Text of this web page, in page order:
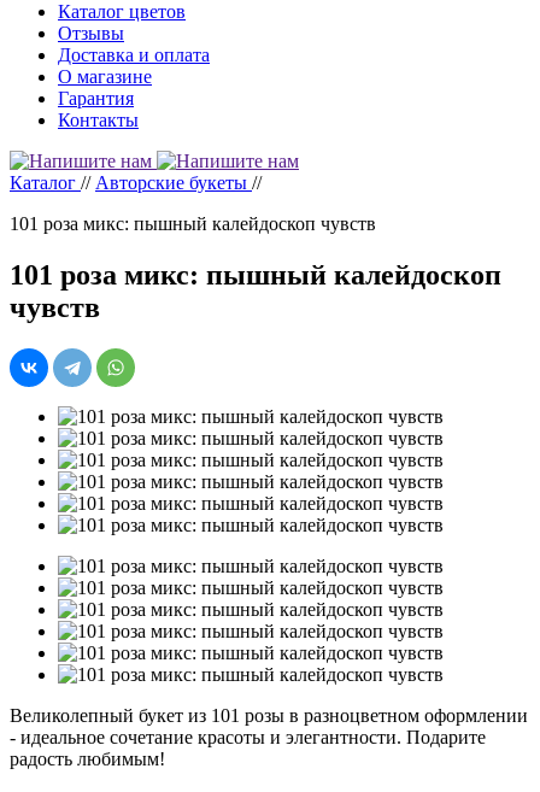
Каталог цветов
Отзывы
Доставка и оплата
О магазине
Гарантия
Контакты
Каталог // Авторские букеты //
101 роза микс: пышный калейдоскоп чувств
101 роза микс: пышный калейдоскоп
чувств
Великолепный букет из 101 розы в разноцветном оформлении
- идеальное сочетание красоты и элегантности. Подарите
радость любимым!